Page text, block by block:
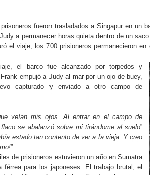
fueron trasladados a Singapur en un
a permanecer horas quieta dentro de un
el viaje, los 700 prisioneros permanecieron
el barco fue alcanzado por torpedos y
empujó a Judy al mar por un ojo de buey,
capturado y enviado a otro campo de
veían mis ojos. Al entrar en el campo de
se abalanzó sobre mi tirándome al suelo”
estado tan contento de ver a la vieja. Y creo
”.
de prisioneros estuvieron un año en Sumatra
férrea para los japoneses. El trabajo brutal, el